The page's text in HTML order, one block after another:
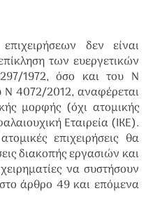
δεν είναι
των ευεργετικών
1972, όσο και του Ν
Ν 4072/2012, αναφέρεται
μορφής (όχι ατομικής
Εταιρεία (ΙΚΕ).
επιχειρήσεις θα
διακοπής εργασιών και
να συστήσουν
άρθρο 49 και επόμενα